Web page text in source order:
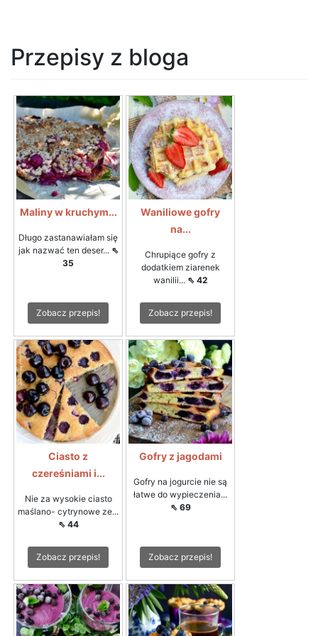
Przepisy z bloga
Maliny w kruchym...
Długo zastanawiałam się
jak nazwać ten deser... ⇖
35
Zobacz przepis!
Waniliowe gofry
na...
Chrupiące gofry z
dodatkiem ziarenek
wanilii... ⇖ 42
Zobacz przepis!
Ciasto z
czereśniami i...
Nie za wysokie ciasto
maślano- cytrynowe ze...
⇖ 44
Zobacz przepis!
Gofry z jagodami
Gofry na jogurcie nie są
łatwe do wypieczenia...
⇖ 69
Zobacz przepis!